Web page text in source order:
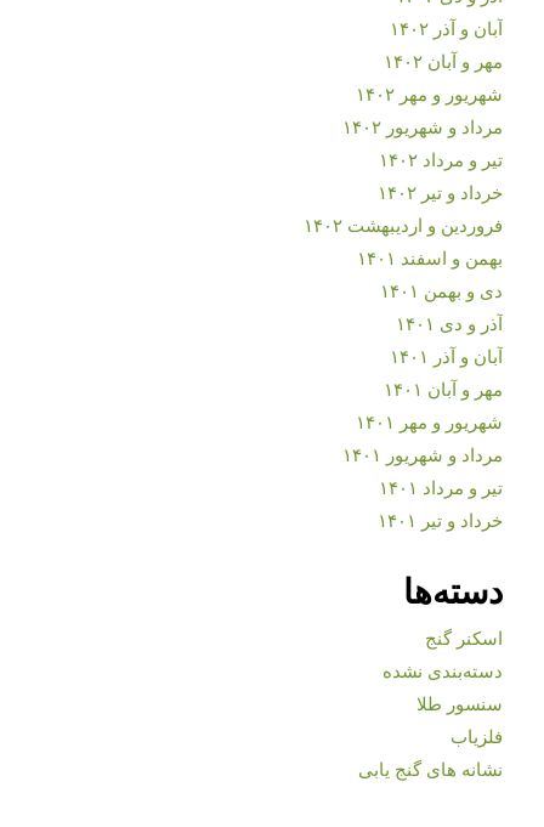
آبان و آذر ۱۴۰۲
مهر و آبان ۱۴۰۲
شهریور و مهر ۱۴۰۲
مرداد و شهریور ۱۴۰۲
تیر و مرداد ۱۴۰۲
خرداد و تیر ۱۴۰۲
فروردین و اردیبهشت ۱۴۰۲
بهمن و اسفند ۱۴۰۱
دی و بهمن ۱۴۰۱
آذر و دی ۱۴۰۱
آبان و آذر ۱۴۰۱
مهر و آبان ۱۴۰۱
شهریور و مهر ۱۴۰۱
مرداد و شهریور ۱۴۰۱
تیر و مرداد ۱۴۰۱
خرداد و تیر ۱۴۰۱
دسته‌ها
اسکنر گنج
دسته‌بندی نشده
سنسور طلا
فلزیاب
نشانه های گنج یابی